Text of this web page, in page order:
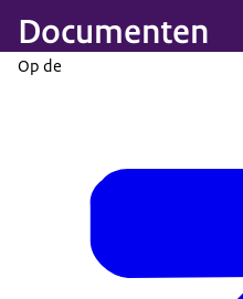
Documenten
Op de